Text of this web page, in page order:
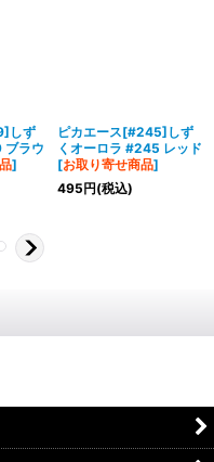
しず
ブラウ
]
ピカエース[#245]しず
くオーロラ #245 レッド
[お取り寄せ商品]
495円(税込)